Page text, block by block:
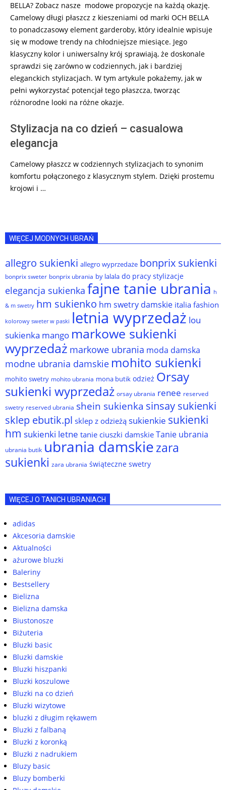
BELLA? Zobacz nasze modowe propozycje na każdą okazję.
Camelowy długi płaszcz z kieszeniami od marki OCH BELLA
to ponadczasowy element garderoby, który idealnie wpisuje
się w modowe trendy na chłodniejsze miesiące. Jego
klasyczny kolor i uniwersalny krój sprawiają, że doskonale
sprawdzi się zarówno w codziennych, jak i bardziej
eleganckich stylizacjach. W tym artykule pokażemy, jak w
pełni wykorzystać potencjał tego płaszcza, tworząc
różnorodne looki na różne okazje.
Stylizacja na co dzień – casualowa
elegancja
Camelowy płaszcz w codziennych stylizacjach to synonim
komfortu połączonego z klasycznym stylem. Dzięki prostemu
krojowi i …
WIĘCEJ MODNYCH UBRAŃ
allegro sukienki allegro wyprzedaże bonprix sukienki
bonprix sweter bonprix ubrania by lalala do pracy stylizacje
elegancja sukienka fajne tanie ubrania h
& m swetry hm sukienko hm swetry damskie italia fashion
kolorowy sweter w paski letnia wyprzedaż lou
sukienka mango markowe sukienki
wyprzedaż markowe ubrania moda damska
modne ubrania damskie mohito sukienki
mohito swetry mohito ubrania mona butik odzież Orsay
sukienki wyprzedaż orsay ubrania renee reserved
swetry reserved ubrania shein sukienka sinsay sukienki
sklep ebutik.pl sklep z odzieżą sukienkie sukienki
hm sukienki letne tanie ciuszki damskie Tanie ubrania
ubrania butik ubrania damskiezara
sukienki zara ubrania świąteczne swetry
WIĘCEJ O TANICH UBRANIACH
adidas
Akcesoria damskie
Aktualności
ażurowe bluzki
Baleriny
Bestsellery
Bielizna
Bielizna damska
Biustonosze
Biżuteria
Bluzki basic
Bluzki damskie
Bluzki hiszpanki
Bluzki koszulowe
Bluzki na co dzień
Bluzki wizytowe
bluzki z długim rękawem
Bluzki z falbaną
Bluzki z koronką
Bluzki z nadrukiem
Bluzy basic
Bluzy bomberki